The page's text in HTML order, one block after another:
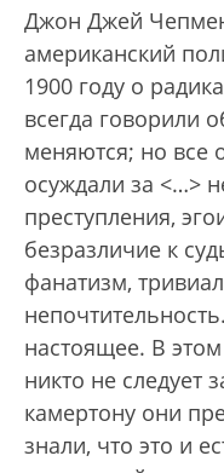
Джон Джей
американский
1900 году о
всегда говорили
меняются; но все
осуждали за <…>
преступления,
безразличие к
фанатизм,
настоящее. В
никто не следует
камертону они
знали, что это и